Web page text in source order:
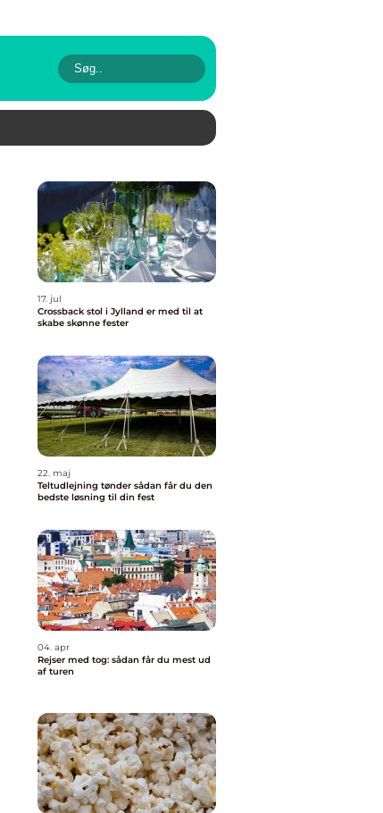
17. jul
Crossback stol i Jylland er med til at
skabe skønne fester
22. maj
Teltudlejning tønder sådan får du den
bedste løsning til din fest
04. apr
Rejser med tog: sådan får du mest ud
af turen